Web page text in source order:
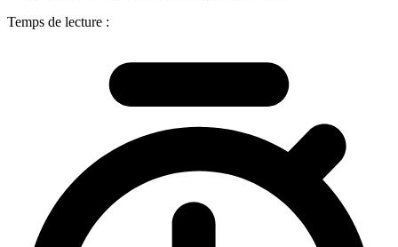
Temps de lecture :